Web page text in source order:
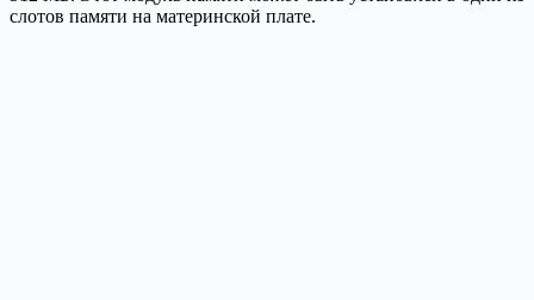
слотов памяти на материнской плате.